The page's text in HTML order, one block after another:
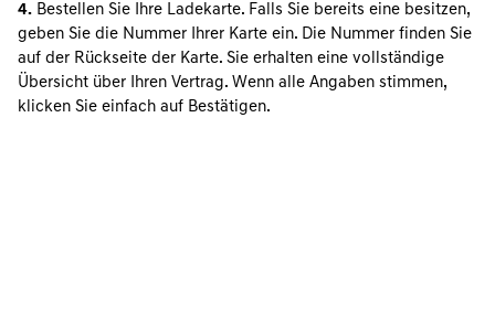
4. Bestellen Sie Ihre Ladekarte. Falls Sie bereits eine besitzen,
geben Sie die Nummer Ihrer Karte ein. Die Nummer finden Sie
auf der Rückseite der Karte. Sie erhalten eine vollständige
Übersicht über Ihren Vertrag. Wenn alle Angaben stimmen,
klicken Sie einfach auf Bestätigen.